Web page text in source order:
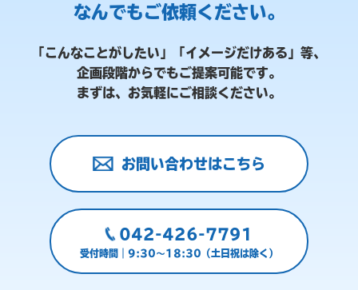
なんでもご依頼ください。
「こんなことがしたい」「イメージだけある」等、
企画段階からでもご提案可能です。
まずは、お気軽にご相談ください。
お問い合わせはこちら
042-426-7791
受付時間｜9:30～18:30（土日祝は除く）